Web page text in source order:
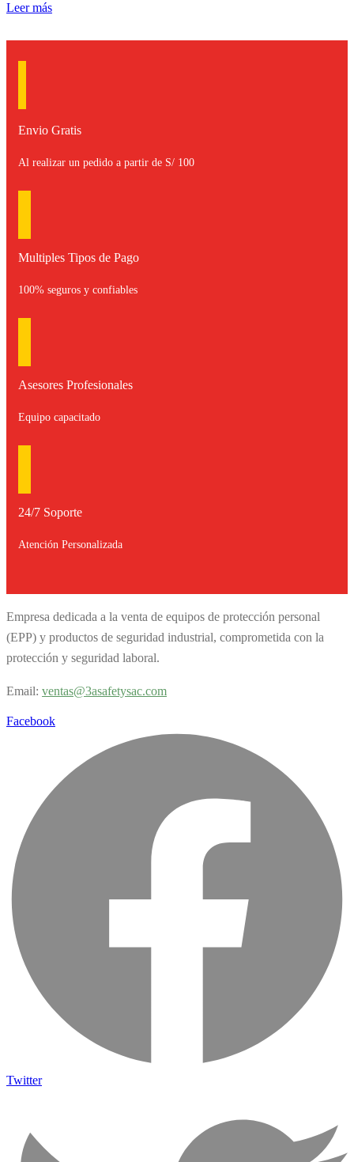
Leer más
Envio Gratis
Al realizar un pedido a partir de S/ 100
Multiples Tipos de Pago
100% seguros y confiables
Asesores Profesionales
Equipo capacitado
24/7 Soporte
Atención Personalizada
Empresa dedicada a la venta de equipos de protección personal
(EPP) y productos de seguridad industrial, comprometida con la
protección y seguridad laboral.
Email: ventas@3asafetysac.com
Facebook
Twitter